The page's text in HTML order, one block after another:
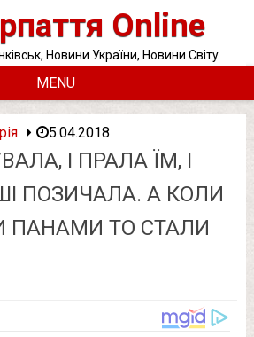
Online
Новини України, Новини Світу
MENU
5.04.2018
І ПРАЛА ЇМ, I
ПОЗИЧАЛА. А КОЛИ
ПАНАМИ ТО СТАЛИ